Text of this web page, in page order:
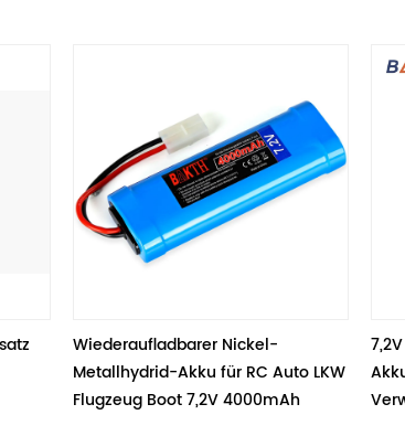
Wiederaufladbarer Nickel-
Metallhydrid-Akku für RC Auto LKW
Flugzeug Boot 7,2V 4000mAh
7,2V
Akku Pack
Verwendung